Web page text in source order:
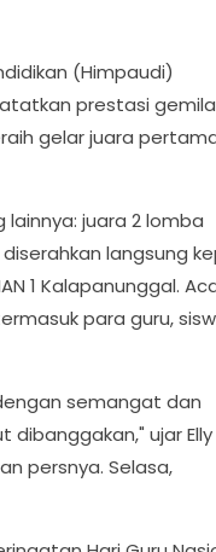
(Himpaudi)
prestasi
gelar juara
juara 2 lomba
langsung
1 Kalapanunggal.
para guru,
semangat dan
dibanggakan," ujar Elly
persnya. Selasa,